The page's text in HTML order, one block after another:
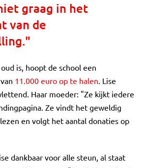
graag in het
van de
is, hoopt de school een
11.000 euro op te halen. Lise
Haar moeder: "Ze kijkt iedere
Ze vindt het geweldig
en volgt het aantal donaties op
dankbaar voor alle steun, al staat